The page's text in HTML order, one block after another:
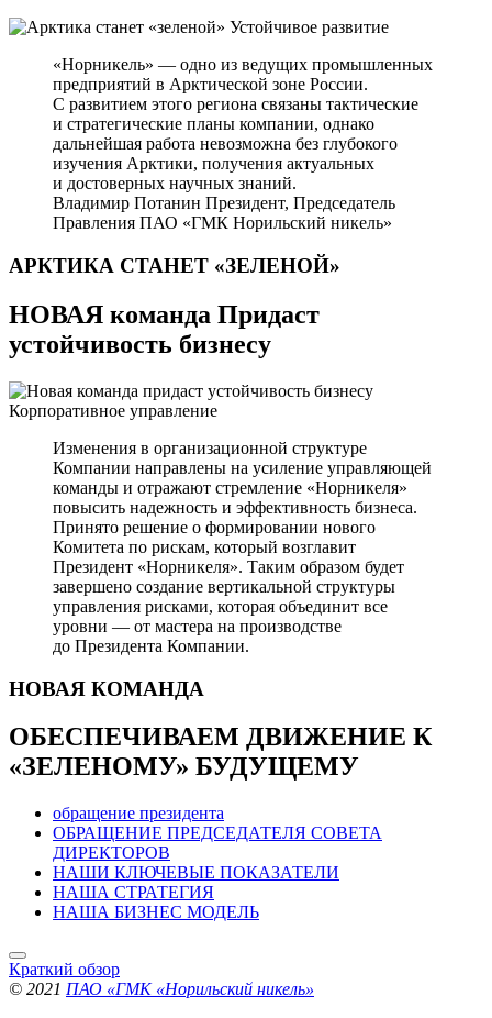
Устойчивое развитие
«Норникель» — одно из ведущих промышленных
предприятий в Арктической зоне России.
С развитием этого региона связаны тактические
и стратегические планы компании, однако
дальнейшая работа невозможна без глубокого
изучения Арктики, получения актуальных
и достоверных научных знаний.
Владимир Потанин Президент, Председатель
Правления ПАО «ГМК Норильский никель»
АРКТИКА СТАНЕТ «ЗЕЛЕНОЙ»
НОВАЯ команда Придаст
устойчивость бизнесу
Корпоративное управление
Изменения в организационной структуре
Компании направлены на усиление управляющей
команды и отражают стремление «Норникеля»
повысить надежность и эффективность бизнеса.
Принято решение о формировании нового
Комитета по рискам, который возглавит
Президент «Норникеля». Таким образом будет
завершено создание вертикальной структуры
управления рисками, которая объединит все
уровни — от мастера на производстве
до Президента Компании.
НОВАЯ КОМАНДА
ОБЕСПЕЧИВАЕМ ДВИЖЕНИЕ К
«ЗЕЛЕНОМУ» БУДУЩЕМУ
обращение президента
ОБРАЩЕНИЕ ПРЕДСЕДАТЕЛЯ СОВЕТА
ДИРЕКТОРОВ
НАШИ КЛЮЧЕВЫЕ ПОКАЗАТЕЛИ
НАША СТРАТЕГИЯ
НАША БИЗНЕС МОДЕЛЬ
Краткий обзор
© 2021 ПАО «ГМК «Норильский никель»